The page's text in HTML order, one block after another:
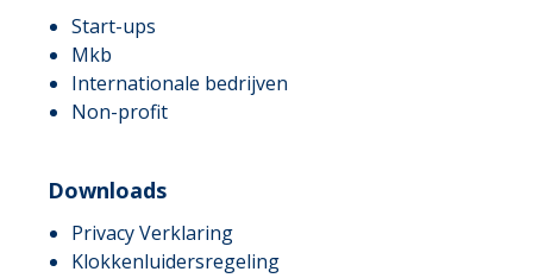
Start-ups
Mkb
Internationale bedrijven
Non-profit
Downloads
Privacy Verklaring
Klokkenluidersregeling